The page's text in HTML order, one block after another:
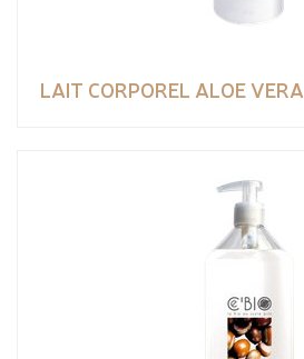
LAIT CORPOREL ALOE VERA